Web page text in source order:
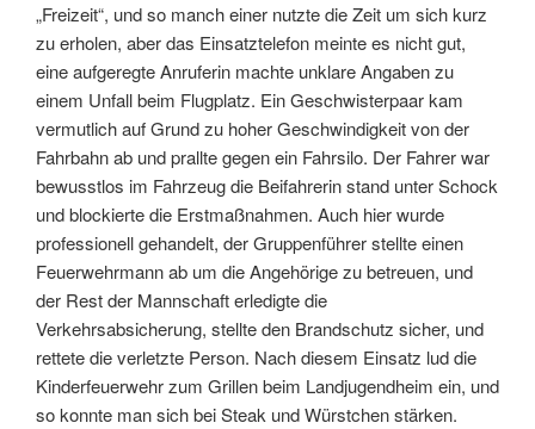
„Freizeit“, und so manch einer nutzte die Zeit um sich kurz
zu erholen, aber das Einsatztelefon meinte es nicht gut,
eine aufgeregte Anruferin machte unklare Angaben zu
einem Unfall beim Flugplatz. Ein Geschwisterpaar kam
vermutlich auf Grund zu hoher Geschwindigkeit von der
Fahrbahn ab und prallte gegen ein Fahrsilo. Der Fahrer war
bewusstlos im Fahrzeug die Beifahrerin stand unter Schock
und blockierte die Erstmaßnahmen. Auch hier wurde
professionell gehandelt, der Gruppenführer stellte einen
Feuerwehrmann ab um die Angehörige zu betreuen, und
der Rest der Mannschaft erledigte die
Verkehrsabsicherung, stellte den Brandschutz sicher, und
rettete die verletzte Person. Nach diesem Einsatz lud die
Kinderfeuerwehr zum Grillen beim Landjugendheim ein, und
so konnte man sich bei Steak und Würstchen stärken.